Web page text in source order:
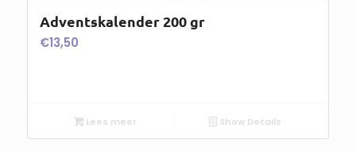
Adventskalender 200 gr
€13,50
Lees meer Show Details